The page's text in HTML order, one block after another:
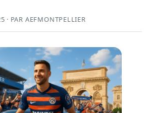
· PAR AEFMONTPELLIER